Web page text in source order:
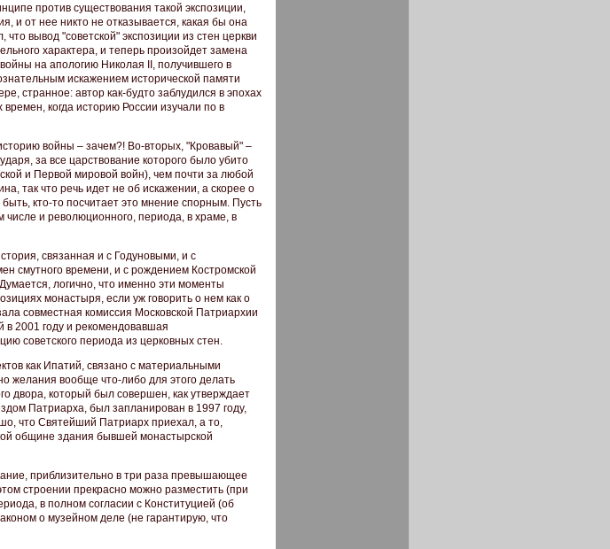
против существования такой экспозиции,
и от нее никто не отказывается, какая бы она
вывод "советской" экспозиции из стен церкви
характера, и теперь произойдет замена
на апологию Николая II, получившего в
искажением исторической памяти
странное: автор как-будто заблудился в эпохах
когда историю России изучали по в
войны – зачем?! Во-вторых, "Кровавый" –
за все царствование которого было убито
и Первой мировой войн), чем почти за любой
так что речь идет не об искажении, а скорее о
кто-то посчитает это мнение спорным. Пусть
числе и революционного, периода, в храме, в
связанная и с Годуновыми, и с
смутного времени, и с рождением Костромской
логично, что именно эти моменты
монастыря, если уж говорить о нем как о
совместная комиссия Московской Патриархии
в 2001 году и рекомендовавшая
советского периода из церковных стен.
как Ипатий, связано с материальными
желания вообще что-либо для этого делать
двора, который был совершен, как утверждает
Патриарха, был запланирован в 1997 году,
что Святейший Патриарх приехал, а то,
общине здания бывшей монастырской
приблизительно в три раза превышающее
строении прекрасно можно разместить (при
в полном согласии с Конституцией (об
о музейном деле (не гарантирую, что